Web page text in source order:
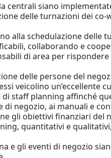
centrali siano
delle turnazioni dei co-
alla schedulazione delle
collaborando e
di area per
delle persone del
veicolino un’eccellente
di staff planning affinché
negozio, ai manuali e
gli obiettivi finanziari del
quantitativi e
e gli eventi di negozio